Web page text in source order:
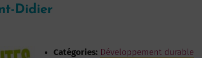
Didier
Catégories: Développement durable